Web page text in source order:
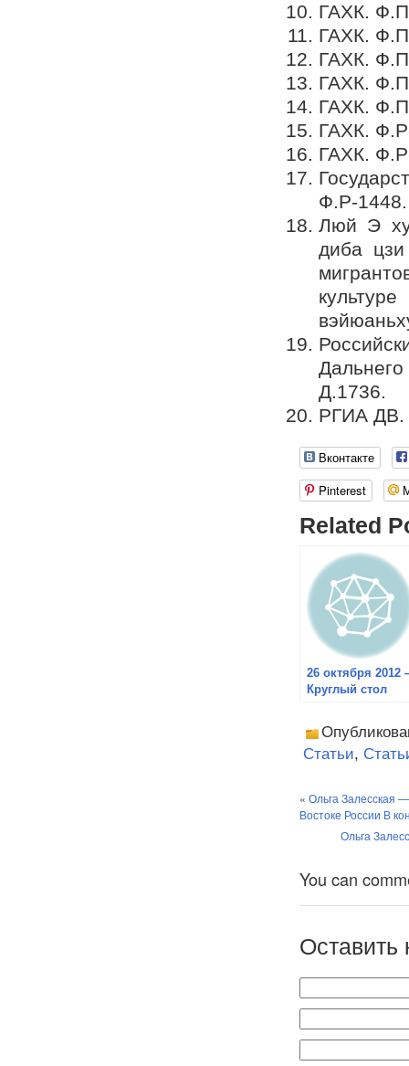
ГАХК.
ГАХК.
ГАХК.
ГАХК.
ГАХК.
ГАХК.
ГАХК.
Ф.Р-
Люй Э
диба
Д.1736.
РГИА ДВ.
Вконтакте
Pinterest
Related
26 октября 2012
Круглый стол
Азиатско-
Тихоокеанском
Статьи,
« Ольга Залесская
Востоке России В
Ольга
You can
Оставить